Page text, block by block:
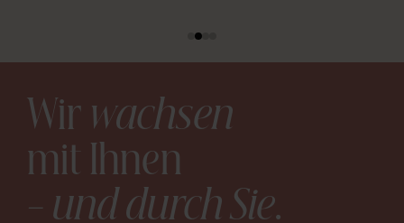
Wirwachsen
mit Ihnen
– und durch Sie.